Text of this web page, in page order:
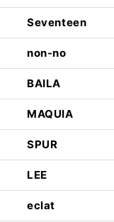
Seventeen
non-no
BAILA
MAQUIA
SPUR
LEE
eclat